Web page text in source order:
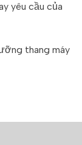
yêu cầu của
thang máy